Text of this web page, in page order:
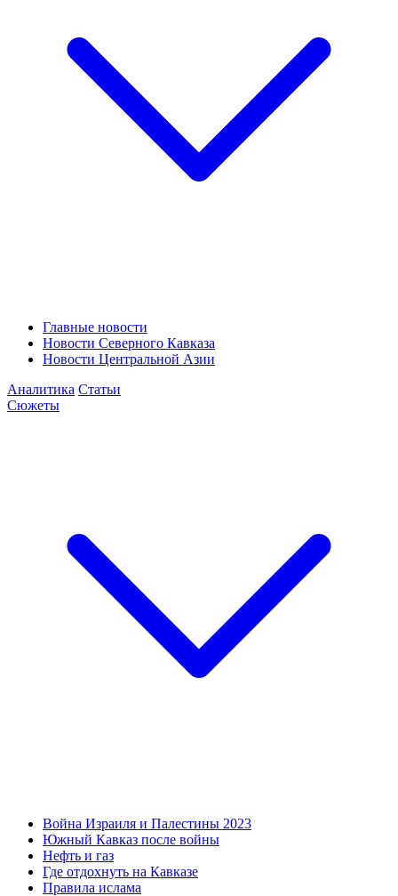
Главные новости
Новости Северного Кавказа
Новости Центральной Азии
Аналитика Статьи
Сюжеты
Война Израиля и Палестины 2023
Южный Кавказ после войны
Нефть и газ
Где отдохнуть на Кавказе
Правила ислама